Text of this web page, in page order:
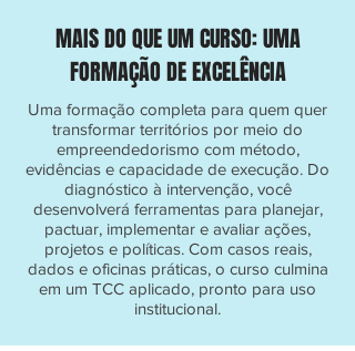
MAIS DO QUE UM CURSO: UMA
FORMAÇÃO DE EXCELÊNCIA
Uma formação completa para quem quer
transformar territórios por meio do
empreendedorismo com método,
evidências e capacidade de execução. Do
diagnóstico à intervenção, você
desenvolverá ferramentas para planejar,
pactuar, implementar e avaliar ações,
projetos e políticas. Com casos reais,
dados e oficinas práticas, o curso culmina
em um TCC aplicado, pronto para uso
institucional.